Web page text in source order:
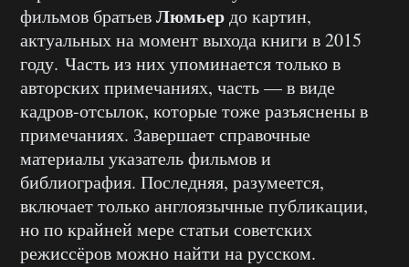
фильмов братьевЛюмьердо картин,
актуальных на момент выхода книги в 2015
году. Часть из них упоминается только в
авторских примечаниях, часть — в виде
кадров-отсылок, которые тоже разъяснены в
примечаниях. Завершает справочные
материалы указатель фильмов и
библиография. Последняя, разумеется,
включает только англоязычные публикации,
но по крайней мере статьи советских
режиссёров можно найти на русском.